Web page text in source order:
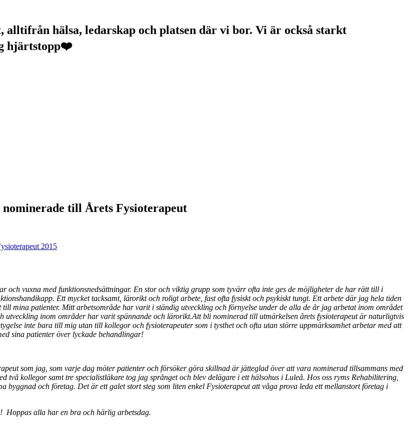
hälsa, ledarskap och platsen där vi bor. Vi är också starkt
hjärtstopp❤️
nominerade till Årets Fysioterapeut
2015
vuxna med funktionsnedsättningar. En stor och viktig grupp som tyvärr ofta inte ges de möjligheter de har rätt till i
Ett mycket tacksamt, lärorikt och roligt arbete, fast ofta fysiskt och psykiskt tungt. Ett arbete där jag hela tiden
mina patienter. Mitt arbetsområde har varit i ständig utveckling och förnyelse under de alla de år jag arbetat inom området
inom områder har varit spännande och lärorikt.Att bli nominerad till utmärkelsen årets fysioterapeut är naturligtvis
inte bara till mig utan till kollegor och fysioterapeuter som i tysthet och ofta utan större uppmärksamhet arbetar med att
sina patienter över lyckade behandlingar!
som jag, som varje dag möter patienter och försöker göra skillnad är jätteglad över att vara nominerad tillsammans med
två kollegor samt tre specialistläkare tog jag språnget och blev delägare i ett hälsohus i Luleå. Hos oss ryms Rehabilitering,
byggnad och företag. Det är ett galet stort steg som liten enkel Fysioterapeut att våga prova leda ett mellanstort företag i
Hoppas alla har en bra och härlig arbetsdag.